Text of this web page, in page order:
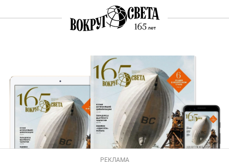
РЕКЛАМА